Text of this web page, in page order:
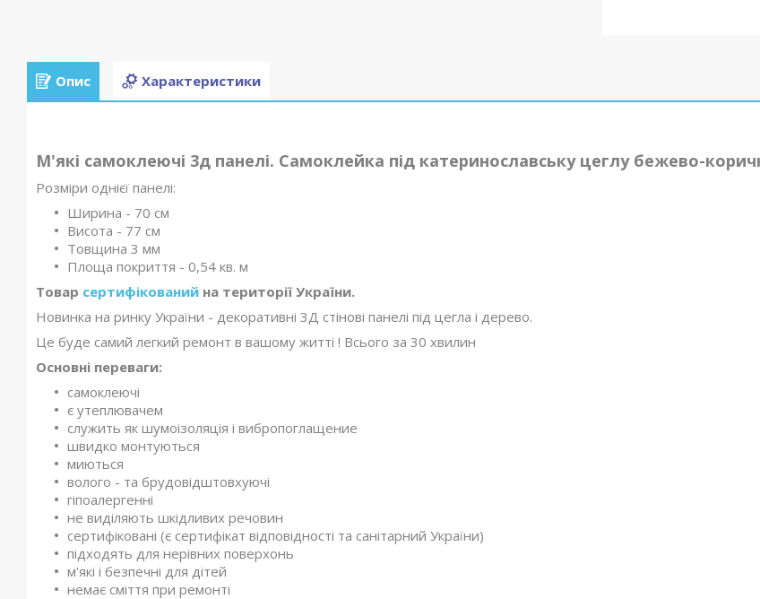
Опис Характеристики
М'які самоклеючі 3д панелі. Самоклейка під катеринославську цеглу бежево-
Розміри однієї панелі:
Ширина - 70 см
Висота - 77 см
Товщина 3 мм
Площа покриття - 0,54 кв. м
Товар сертифікований на території України.
Новинка на ринку України - декоративні 3Д стінові панелі під цегла і дерево.
Це буде самий легкий ремонт в вашому житті ! Всього за 30 хвилин
Основні переваги:
самоклеючі
є утеплювачем
служить як шумоізоляція і вибропоглащение
швидко монтуються
миються
волого - та брудовідштовхуючі
гіпоалергенні
не виділяють шкідливих речовин
сертифіковані (є сертифікат відповідності та санітарний України)
підходять для нерівних поверхонь
м'які і безпечні для дітей
немає сміття при ремонті